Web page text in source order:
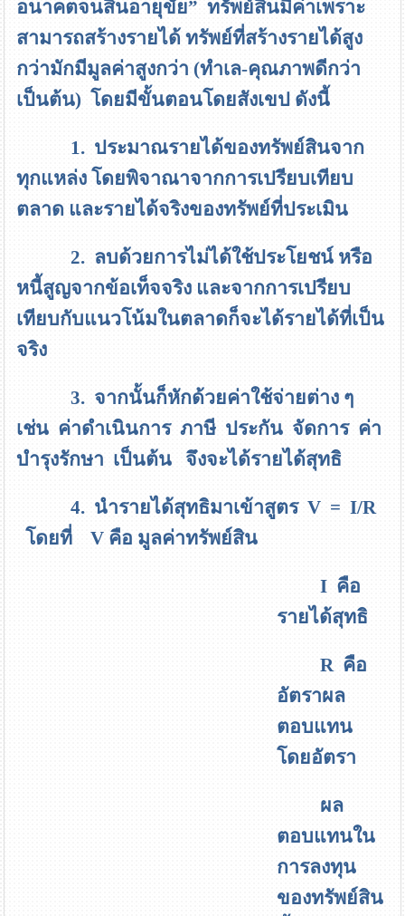
อนาคตจนสิ้นอายุขัย” ทรัพย์สินมีค่าเพราะ
สามารถสร้างรายได้ ทรัพย์ที่สร้างรายได้สูง
กว่ามักมีมูลค่าสูงกว่า (ทำเล-คุณภาพดีกว่า
เป็นต้น) โดยมีขั้นตอนโดยสังเขป ดังนี้
1. ประมาณรายได้ของทรัพย์สินจาก
ทุกแหล่ง โดยพิจาณาจากการเปรียบเทียบ
ตลาด และรายได้จริงของทรัพย์ที่ประเมิน
2. ลบด้วยการไม่ได้ใช้ประโยชน์ หรือ
หนี้สูญจากข้อเท็จจริง และจากการเปรียบ
เทียบกับแนวโน้มในตลาดก็จะได้รายได้ที่เป็น
จริง
3. จากนั้นก็หักด้วยค่าใช้จ่ายต่าง ๆ
เช่น ค่าดำเนินการ ภาษี ประกัน จัดการ ค่า
บำรุงรักษา เป็นต้น จึงจะได้รายได้สุทธิ
4. นำรายได้สุทธิมาเข้าสูตรV = I/R
โดยที่
V คือ มูลค่าทรัพย์สิน
I คือ
รายได้สุทธิ
R คือ
อัตราผล
ตอบแทน
โดยอัตรา
ผล
ตอบแทนใน
การลงทุน
ของทรัพย์สิน